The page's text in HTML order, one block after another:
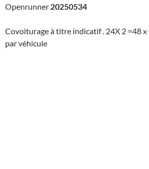
Openrunner 20250534
Covoiturage à titre indicatif . 24X 2 =48 x
par véhicule